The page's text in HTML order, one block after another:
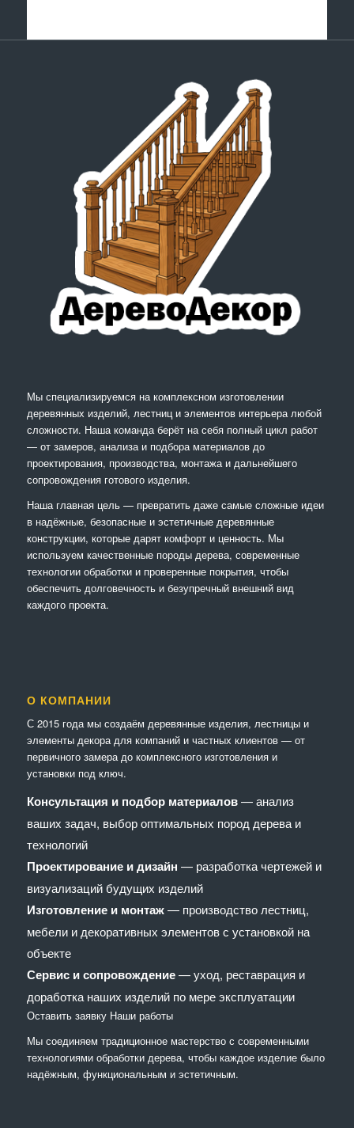
Мы специализируемся на комплексном изготовлении
деревянных изделий, лестниц и элементов интерьера любой
сложности. Наша команда берёт на себя полный цикл работ
— от замеров, анализа и подбора материалов до
проектирования, производства, монтажа и дальнейшего
сопровождения готового изделия.
Наша главная цель — превратить даже самые сложные идеи
в надёжные, безопасные и эстетичные деревянные
конструкции, которые дарят комфорт и ценность. Мы
используем качественные породы дерева, современные
технологии обработки и проверенные покрытия, чтобы
обеспечить долговечность и безупречный внешний вид
каждого проекта.
О КОМПАНИИ
С 2015 года мы создаём деревянные изделия, лестницы и
элементы декора для компаний и частных клиентов — от
первичного замера до комплексного изготовления и
установки под ключ.
Консультация и подбор материалов— анализ
ваших задач, выбор оптимальных пород дерева и
технологий
Проектирование и дизайн — разработка чертежей и
визуализаций будущих изделий
Изготовление и монтаж— производство лестниц,
мебели и декоративных элементов с установкой на
объекте
Сервис и сопровождение— уход, реставрация и
доработка наших изделий по мере эксплуатации
Оставить заявку Наши работы
Мы соединяем традиционное мастерство с современными
технологиями обработки дерева, чтобы каждое изделие было
надёжным, функциональным и эстетичным.